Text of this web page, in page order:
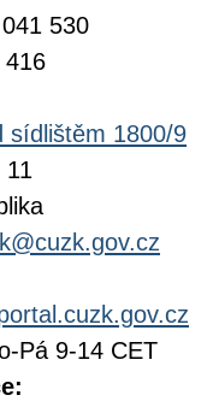
530
416
sídlištěm 1800/9
11
Pá 9-14 CET